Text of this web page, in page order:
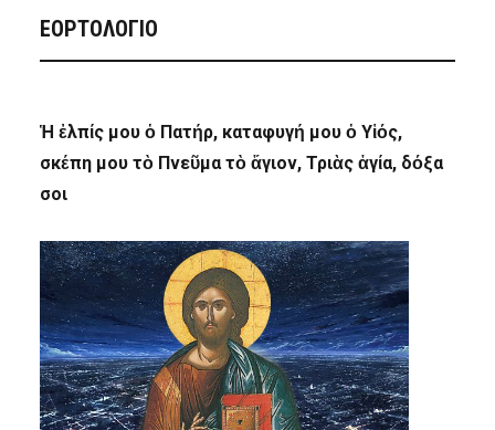
ΕΟΡΤΟΛΟΓΙΟ
Ἡ ἐλπίς μου ὁ Πατήρ, καταφυγή μου ὁ Υἱός,
σκέπη μου τὸ Πνεῦμα τὸ ἅγιον, Τριὰς ἁγία, δόξα
σοι